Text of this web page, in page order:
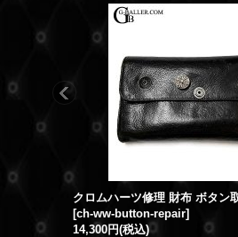
[ch-ww-button-repair]
14,300円(税込)